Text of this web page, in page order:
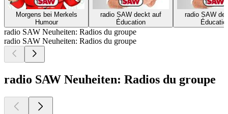
Morgens bei Merkels
Humour
radio SAW deckt auf
Éducation
radio SAW
radio SAW Neuheiten: Radios du groupe
radio SAW Neuheiten: Radios du groupe
radio SAW Neuheiten: Radios du groupe